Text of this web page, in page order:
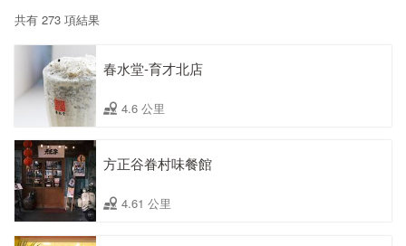
共有 273 項結果
春水堂-育才北店
4.6 公里
方正谷眷村味餐館
4.61 公里